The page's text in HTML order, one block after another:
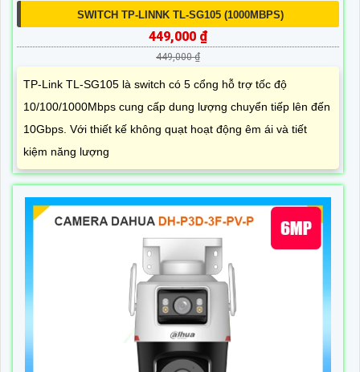
SWITCH TP-LINNK TL-SG105 (1000MBPS)
449,000 ₫
449,000 ₫
TP-Link TL-SG105 là switch có 5 cổng hỗ trợ tốc độ
10/100/1000Mbps cung cấp dung lượng chuyển tiếp lên đến
10Gbps. Với thiết kế không quạt hoạt động êm ái và tiết
kiệm năng lượng